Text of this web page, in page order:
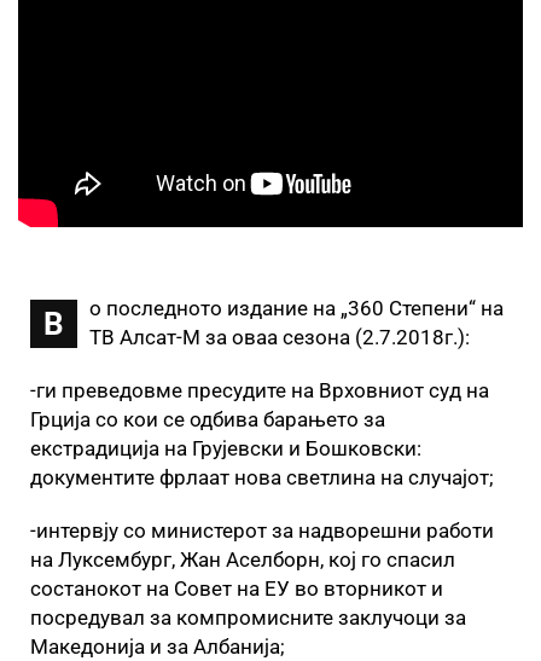
В
о последното издание на „360 Степени“ на
ТВ Алсат-М за оваа сезона (2.7.2018г.):
-ги преведовме пресудите на Врховниот суд на
Грција со кои се одбива барањето за
екстрадиција на Грујевски и Бошковски:
документите фрлаат нова светлина на случајот;
-интервју со министерот за надворешни работи
на Луксембург, Жан Аселборн, кој го спасил
состанокот на Совет на ЕУ во вторникот и
посредувал за компромисните заклучоци за
Македонија и за Албанија;